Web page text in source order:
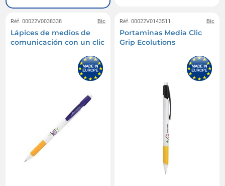
Bic
Réf. 00022V0038338
Lápices de medios de
comunicación con un clic
Bic
Réf. 00022V0143511
Portaminas Media Clic
Grip Ecolutions